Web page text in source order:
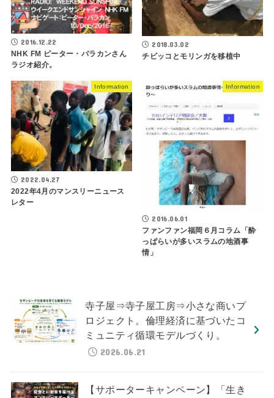
2016.12.22
NHK FM ピーター・バラカンさん
ラジオ紹介。
2018.03.02
チビッコとモリンガを移植中
Information
2022.04.27
2022年4月のマンスリーニュース
レター
Information
2016.06.01
ファンファン福岡６月コラム「酔
っぱらいが多いスラムの地酒事
情」
寺子屋⇒寺子屋工房⇒小さな商いプ
ロジェクト。倫理経済に基づいたコ
ミュニティ循環モデルづくり。
2026.06.21
【サポーターキャンペーン】「生き